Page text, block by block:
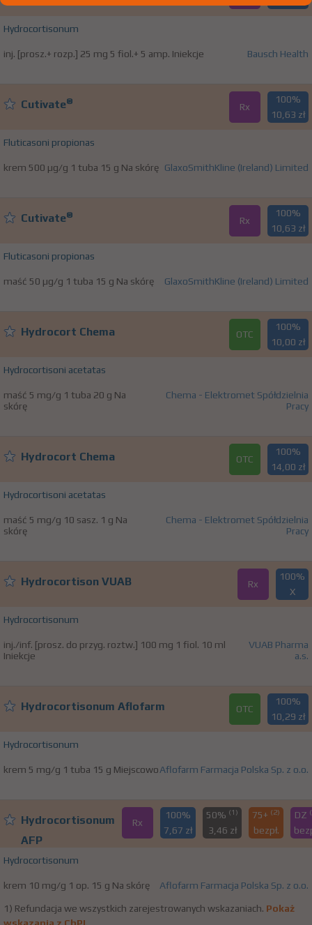
Hydrocortisonum
inj. [prosz.+ rozp.] 25 mg 5 fiol.+ 5 amp. Iniekcje Bausch Health
Cutivate® Rx
100%
10,63 zł
Fluticasoni propionas
krem 500 µg/g 1 tuba 15 g Na skórę GlaxoSmithKline (Ireland) Limited
Cutivate® Rx
100%
10,63 zł
Fluticasoni propionas
maść 50 µg/g 1 tuba 15 g Na skórę GlaxoSmithKline (Ireland) Limited
Hydrocort Chema OTC
100%
10,00 zł
Hydrocortisoni acetatas
maść 5 mg/g 1 tuba 20 g Na
skórę
Chema - Elektromet Spółdzielnia
Pracy
Hydrocort Chema OTC
100%
14,00 zł
Hydrocortisoni acetatas
maść 5 mg/g 10 sasz. 1 g Na
skórę
Chema - Elektromet Spółdzielnia
Pracy
Hydrocortison VUAB Rx
100%
X
Hydrocortisonum
inj./inf. [prosz. do przyg. roztw.] 100 mg 1 fiol. 10 ml
Iniekcje
VUAB Pharma
a.s.
Hydrocortisonum Aflofarm OTC
100%
10,29 zł
Hydrocortisonum
krem 5 mg/g 1 tuba 15 g MiejscowoAflofarm Farmacja Polska Sp. z o.o.
Hydrocortisonum
AFP
Rx
100%
7,67 zł
50% (1)
3,46 zł
75+ (2)
bezpł.
DZ
Hydrocortisonum
krem 10 mg/g 1 op. 15 g Na skórę Aflofarm Farmacja Polska Sp. z o.o.
1) Refundacja we wszystkich zarejestrowanych wskazaniach. Pokaż